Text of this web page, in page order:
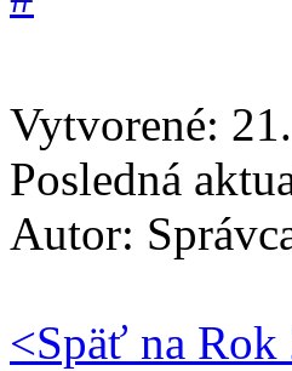
Vytvorené:
Posledná
Autor:
<Späť na Rok